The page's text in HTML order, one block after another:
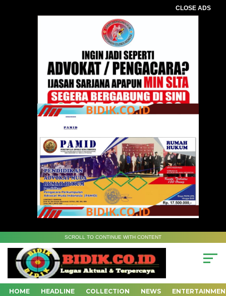
CLOSE ADS
SCROLL TO CONTINUE WITH CONTENT
HOME HEADLINE COLLECTION NEWS